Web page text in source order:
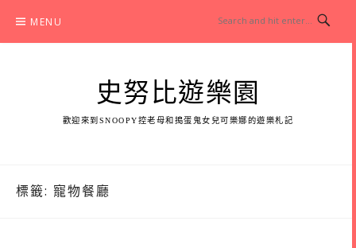
content
MENU
史努比遊樂園
歡迎來到SNOOPY控老母和搗蛋鬼女兒可樂娜的遊樂札記
標籤: 寵物餐廳